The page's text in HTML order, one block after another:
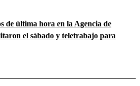
de última hora en la Agencia de
el sábado y teletrabajo para